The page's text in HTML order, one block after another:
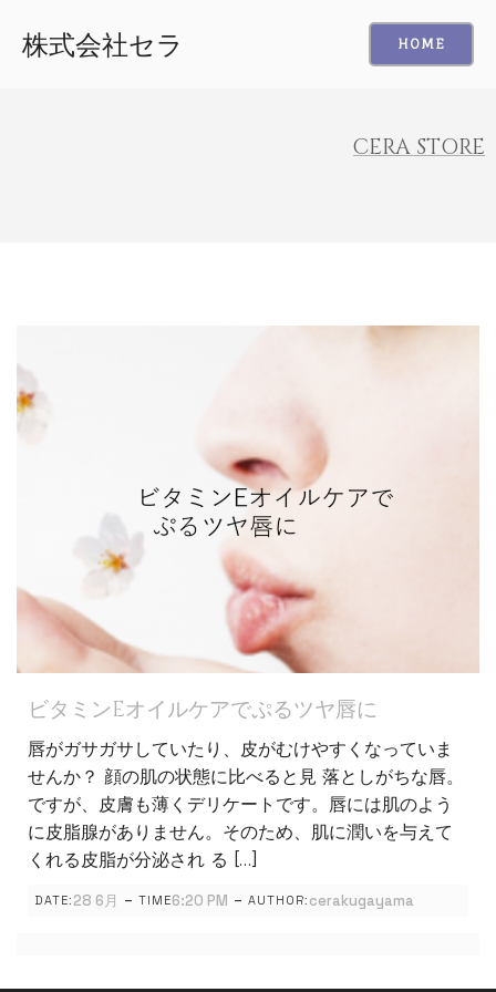
株式会社セラ HOME
CERA STORE
ビタミンEオイルケアでぷるツヤ唇に
唇がガサガサしていたり、皮がむけやすくなっていま
せんか？ 顔の肌の状態に比べると見 落としがちな唇。
ですが、皮膚も薄くデリケートです。唇には肌のよう
に皮脂腺がありません。そのため、肌に潤いを与えて
くれる皮脂が分泌され る […]
DATE: 28 6月 - TIME6:20 PM - AUTHOR: cerakugayama